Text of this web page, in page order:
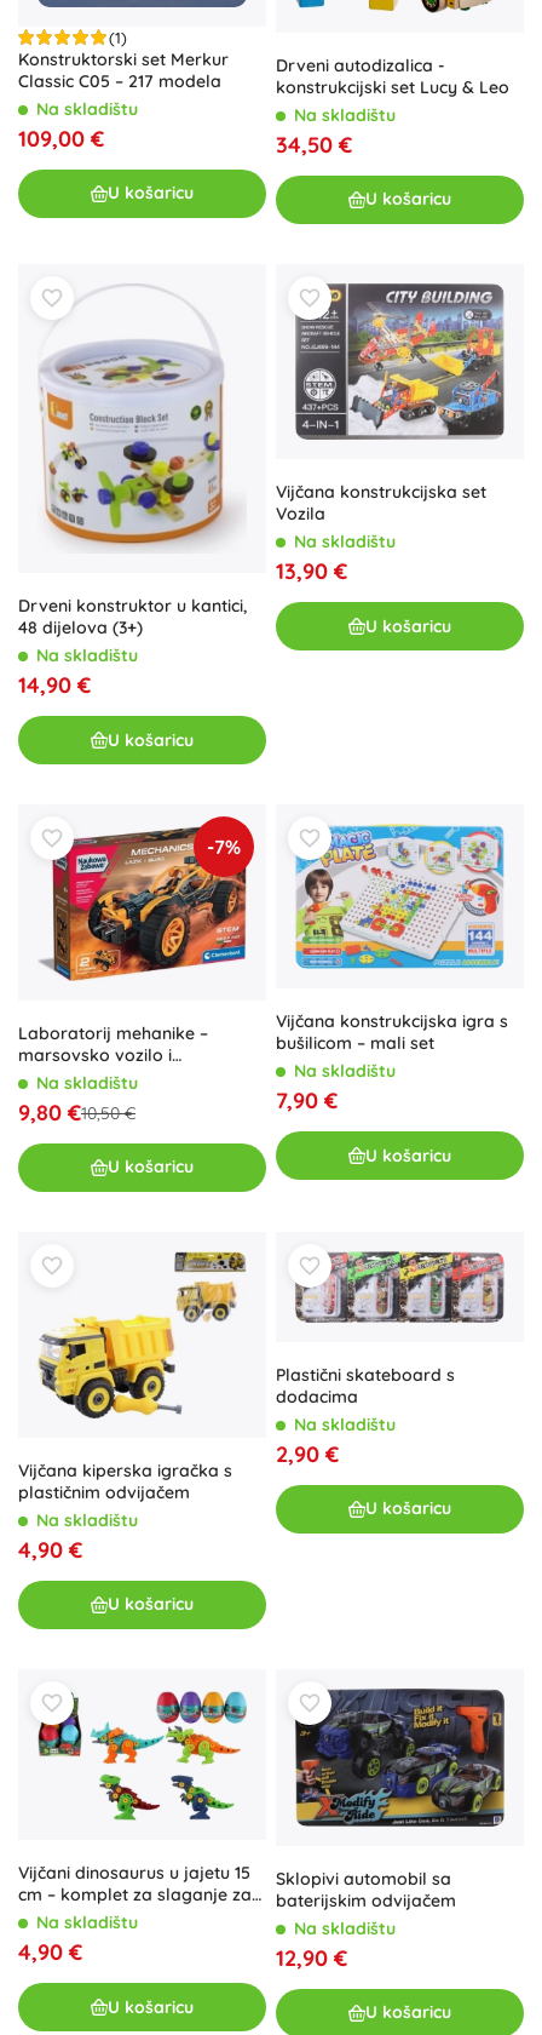
(1)
Konstruktorski set Merkur
Classic C05 – 217 modela
Na skladištu
109,00 €
U košaricu
Drveni autodizalica -
konstrukcijski set Lucy & Leo
Na skladištu
34,50 €
U košaricu
Drveni konstruktor u kantici,
48 dijelova (3+)
Na skladištu
14,90 €
U košaricu
Vijčana konstrukcijska set
Vozila
Na skladištu
13,90 €
U košaricu
-7%
Laboratorij mehanike –
marsovsko vozilo i
četverokotač
Na skladištu
9,80 €10,50 €
U košaricu
Vijčana konstrukcijska igra s
bušilicom – mali set
Na skladištu
7,90 €
U košaricu
Vijčana kiperska igračka s
plastičnim odvijačem
Na skladištu
4,90 €
U košaricu
Plastični skateboard s
dodacima
Na skladištu
2,90 €
U košaricu
Vijčani dinosaurus u jajetu 15
cm – komplet za slaganje za
djecuNa skladištu
4,90 €
U košaricu
Sklopivi automobil sa
baterijskim odvijačem
Na skladištu
12,90 €
U košaricu